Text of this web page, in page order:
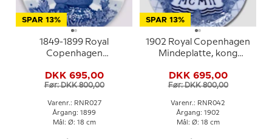
SPAR 13%
1849-1899 Royal
Copenhagen
DKK 695,00
Før: DKK 800,00
Varenr.: RNR027
Årgang: 1899
Mål: Ø: 18 cm
SPAR 13%
1902 Royal Copenhagen
Mindeplatte, kong
Dronning Alexandras
kroning
DKK 695,00
Før: DKK 800,00
Varenr.: RNR042
Årgang: 1902
Mål: Ø: 18 cm